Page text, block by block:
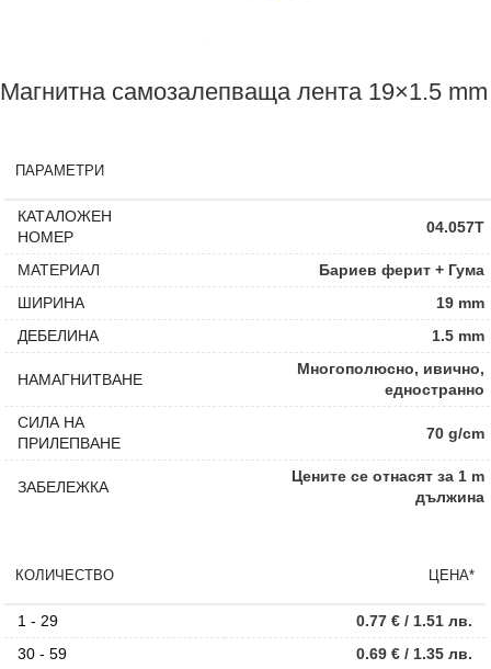
Магнитна самозалепваща лента 19×1.5 mm
ПАРАМЕТРИ
КАТАЛОЖЕН
НОМЕР
04.057T
МАТЕРИАЛ
Бариев ферит + Гума
ШИРИНА
19 mm
ДЕБЕЛИНА
1.5 mm
НАМАГНИТВАНЕ
Многополюсно, ивично,
едностранно
СИЛА НА
ПРИЛЕПВАНЕ
70 g/cm
ЗАБЕЛЕЖКА
Цените се отнасят за 1 m
дължина
КОЛИЧЕСТВО ЦЕНА*
1 - 29 0.77€ / 1.51 лв.
30 - 59
0.69€ / 1.35 лв.